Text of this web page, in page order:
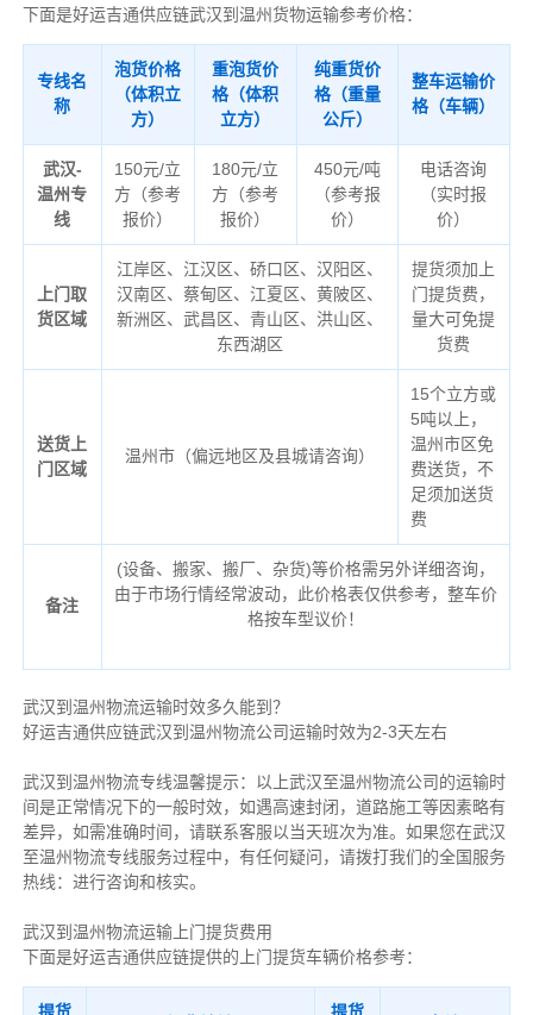
下面是好运吉通供应链武汉到温州货物运输参考价格：
专线名
称
泡货价格
（体积立
方）
重泡货价
格（体积
立方）
纯重货价
格（重量
公斤）
整车运输价
格（车辆）
武汉-
温州专
线
150元/立
方（参考
报价）
180元/立
方（参考
报价）
450元/吨
（参考报
价）
电话咨询
（实时报
价）
上门取
货区域
江岸区、江汉区、硚口区、汉阳区、
汉南区、蔡甸区、江夏区、黄陂区、
新洲区、武昌区、青山区、洪山区、
东西湖区
提货须加上
门提货费，
量大可免提
货费
送货上
门区域
温州市（偏远地区及县城请咨询）
15个立方或
5吨以上，
温州市区免
费送货，不
足须加送货
费
备注
(设备、搬家、搬厂、杂货)等价格需另外详细咨询，
由于市场行情经常波动，此价格表仅供参考，整车价
格按车型议价！
武汉到温州物流运输时效多久能到？
好运吉通供应链武汉到温州物流公司运输时效为2-3天左右
武汉到温州物流专线温馨提示：以上武汉至温州物流公司的运输时
间是正常情况下的一般时效，如遇高速封闭，道路施工等因素略有
差异，如需准确时间，请联系客服以当天班次为准。如果您在武汉
至温州物流专线服务过程中，有任何疑问，请拨打我们的全国服务
热线：进行咨询和核实。
武汉到温州物流运输上门提货费用
下面是好运吉通供应链提供的上门提货车辆价格参考：